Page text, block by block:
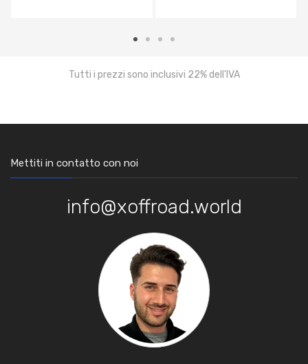
Tutti i prezzi sono inclusivi 22% dell'IVA
Mettiti in contatto con noi
info@xoffroad.world